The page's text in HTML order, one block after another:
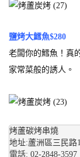
鹽烤大鱈魚$280
老闆你的鱈魚！真
家常菜般的誘人。
烤蘆碳烤串燒
地址:蘆洲區三民路
電話: 02-2848-3597